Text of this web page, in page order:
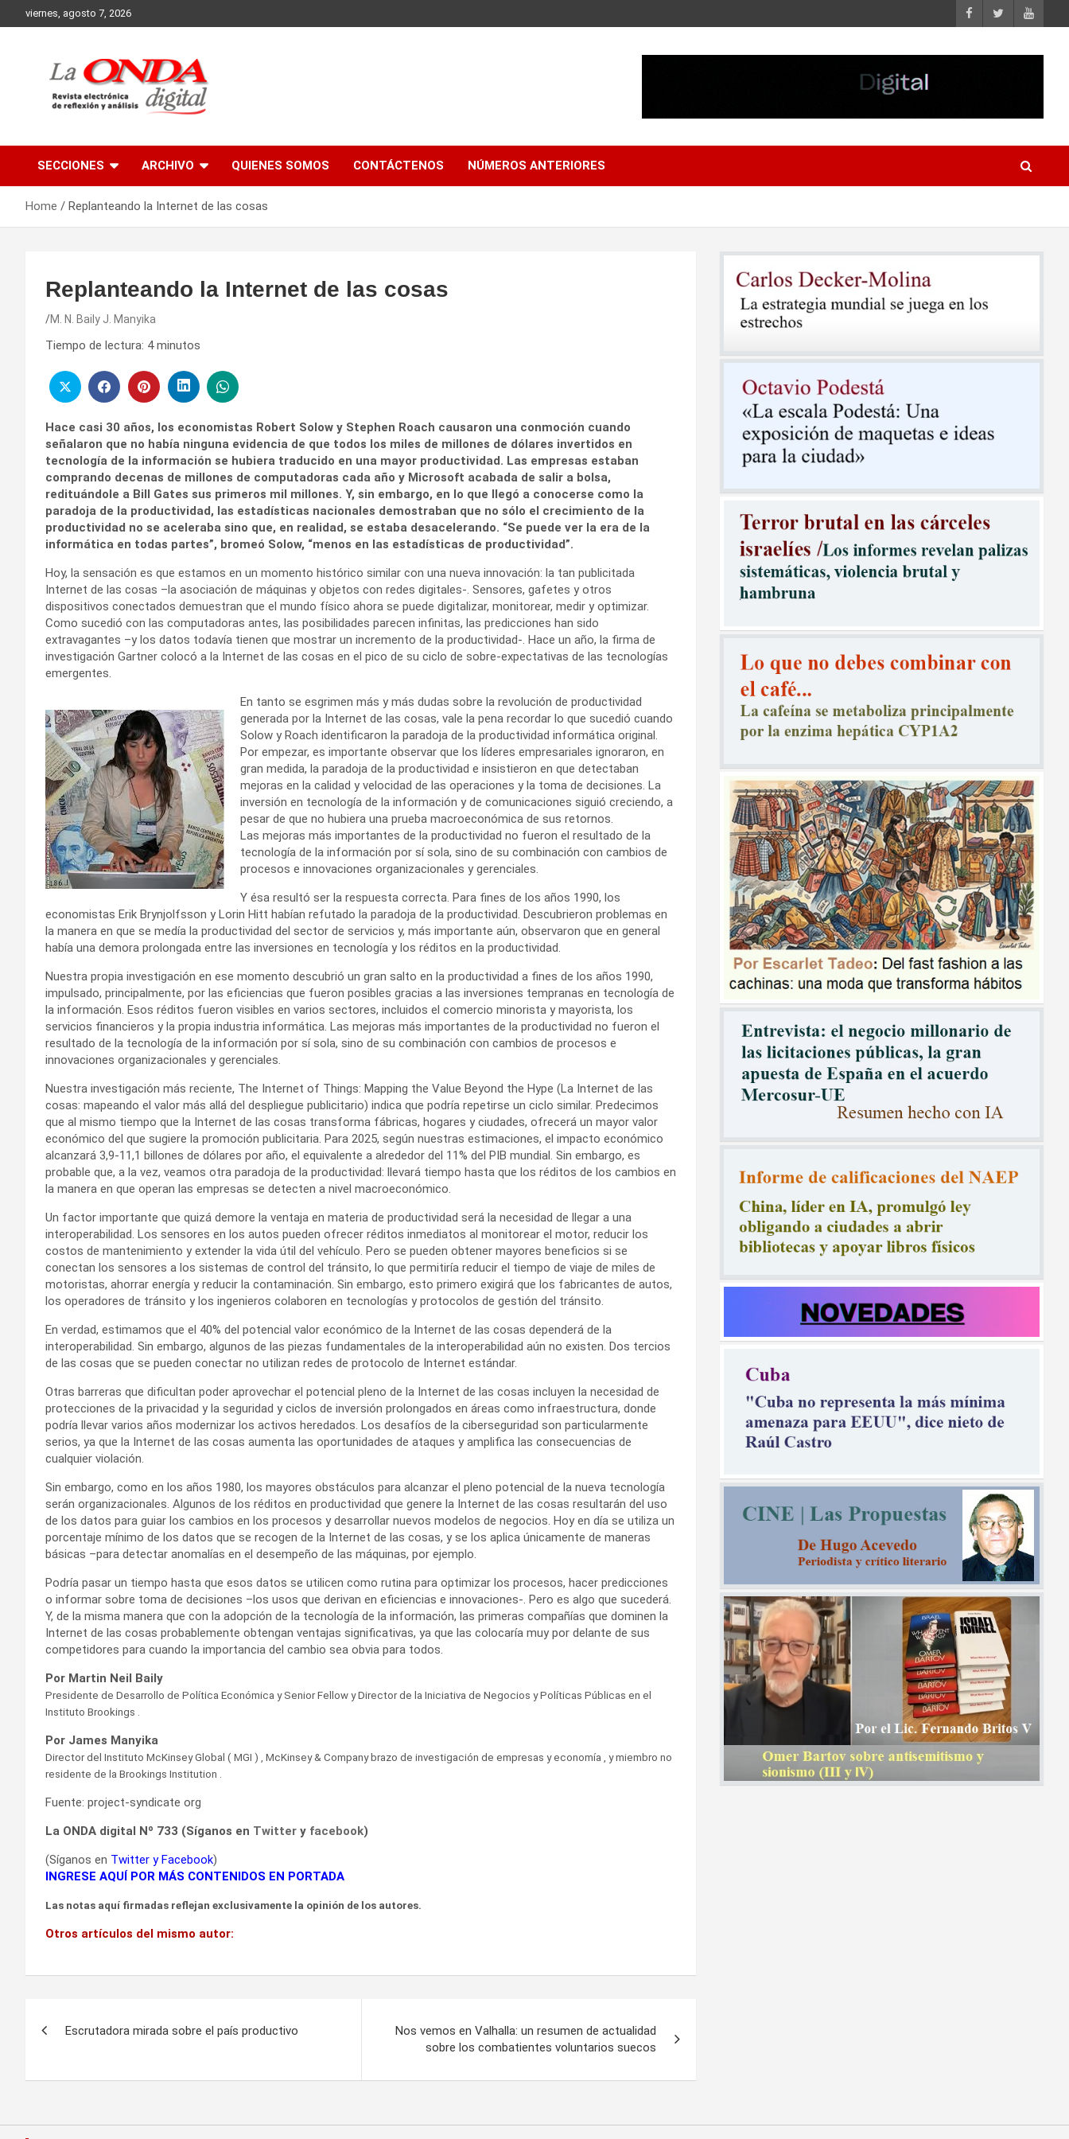
to
viernes, agosto 7, 2026
SECCIONES ARCHIVO QUIENES SOMOS CONTÁCTENOS NÚMEROS ANTERIORES
Home Replanteando la Internet de las cosas
Replanteando la Internet de las cosas
M. N. Baily J. Manyika
Tiempo de lectura: 4 minutos
Hace casi 30 años, los economistas Robert Solow y Stephen Roach causaron una conmoción cuando
señalaron que no había ninguna evidencia de que todos los miles de millones de dólares invertidos en
tecnología de la información se hubiera traducido en una mayor productividad. Las empresas estaban
comprando decenas de millones de computadoras cada año y Microsoft acabada de salir a bolsa,
redituándole a Bill Gates sus primeros mil millones. Y, sin embargo, en lo que llegó a conocerse como la
paradoja de la productividad, las estadísticas nacionales demostraban que no sólo el crecimiento de la
productividad no se aceleraba sino que, en realidad, se estaba desacelerando. “Se puede ver la era de la
informática en todas partes”, bromeó Solow, “menos en las estadísticas de productividad”.
Hoy, la sensación es que estamos en un momento histórico similar con una nueva innovación: la tan publicitada
Internet de las cosas –la asociación de máquinas y objetos con redes digitales-. Sensores, gafetes y otros
dispositivos conectados demuestran que el mundo físico ahora se puede digitalizar, monitorear, medir y optimizar.
Como sucedió con las computadoras antes, las posibilidades parecen infinitas, las predicciones han sido
extravagantes –y los datos todavía tienen que mostrar un incremento de la productividad-. Hace un año, la firma de
investigación Gartner colocó a la Internet de las cosas en el pico de su ciclo de sobre-expectativas de las tecnologías
emergentes.
En tanto se esgrimen más y más dudas sobre la revolución de productividad
generada por la Internet de las cosas, vale la pena recordar lo que sucedió cuando
Solow y Roach identificaron la paradoja de la productividad informática original.
Por empezar, es importante observar que los líderes empresariales ignoraron, en
gran medida, la paradoja de la productividad e insistieron en que detectaban
mejoras en la calidad y velocidad de las operaciones y la toma de decisiones. La
inversión en tecnología de la información y de comunicaciones siguió creciendo, a
pesar de que no hubiera una prueba macroeconómica de sus retornos.
Las mejoras más importantes de la productividad no fueron el resultado de la
tecnología de la información por sí sola, sino de su combinación con cambios de
procesos e innovaciones organizacionales y gerenciales.
Y ésa resultó ser la respuesta correcta. Para fines de los años 1990, los
economistas Erik Brynjolfsson y Lorin Hitt habían refutado la paradoja de la productividad. Descubrieron problemas en
la manera en que se medía la productividad del sector de servicios y, más importante aún, observaron que en general
había una demora prolongada entre las inversiones en tecnología y los réditos en la productividad.
Nuestra propia investigación en ese momento descubrió un gran salto en la productividad a fines de los años 1990,
impulsado, principalmente, por las eficiencias que fueron posibles gracias a las inversiones tempranas en tecnología de
la información. Esos réditos fueron visibles en varios sectores, incluidos el comercio minorista y mayorista, los
servicios financieros y la propia industria informática. Las mejoras más importantes de la productividad no fueron el
resultado de la tecnología de la información por sí sola, sino de su combinación con cambios de procesos e
innovaciones organizacionales y gerenciales.
Nuestra investigación más reciente, The Internet of Things: Mapping the Value Beyond the Hype (La Internet de las
cosas: mapeando el valor más allá del despliegue publicitario) indica que podría repetirse un ciclo similar. Predecimos
que al mismo tiempo que la Internet de las cosas transforma fábricas, hogares y ciudades, ofrecerá un mayor valor
económico del que sugiere la promoción publicitaria. Para 2025, según nuestras estimaciones, el impacto económico
alcanzará 3,9-11,1 billones de dólares por año, el equivalente a alrededor del 11% del PIB mundial. Sin embargo, es
probable que, a la vez, veamos otra paradoja de la productividad: llevará tiempo hasta que los réditos de los cambios en
la manera en que operan las empresas se detecten a nivel macroeconómico.
Un factor importante que quizá demore la ventaja en materia de productividad será la necesidad de llegar a una
interoperabilidad. Los sensores en los autos pueden ofrecer réditos inmediatos al monitorear el motor, reducir los
costos de mantenimiento y extender la vida útil del vehículo. Pero se pueden obtener mayores beneficios si se
conectan los sensores a los sistemas de control del tránsito, lo que permitiría reducir el tiempo de viaje de miles de
motoristas, ahorrar energía y reducir la contaminación. Sin embargo, esto primero exigirá que los fabricantes de autos,
los operadores de tránsito y los ingenieros colaboren en tecnologías y protocolos de gestión del tránsito.
En verdad, estimamos que el 40% del potencial valor económico de la Internet de las cosas dependerá de la
interoperabilidad. Sin embargo, algunos de las piezas fundamentales de la interoperabilidad aún no existen. Dos tercios
de las cosas que se pueden conectar no utilizan redes de protocolo de Internet estándar.
Otras barreras que dificultan poder aprovechar el potencial pleno de la Internet de las cosas incluyen la necesidad de
protecciones de la privacidad y la seguridad y ciclos de inversión prolongados en áreas como infraestructura, donde
podría llevar varios años modernizar los activos heredados. Los desafíos de la ciberseguridad son particularmente
serios, ya que la Internet de las cosas aumenta las oportunidades de ataques y amplifica las consecuencias de
cualquier violación.
Sin embargo, como en los años 1980, los mayores obstáculos para alcanzar el pleno potencial de la nueva tecnología
serán organizacionales. Algunos de los réditos en productividad que genere la Internet de las cosas resultarán del uso
de los datos para guiar los cambios en los procesos y desarrollar nuevos modelos de negocios. Hoy en día se utiliza un
porcentaje mínimo de los datos que se recogen de la Internet de las cosas, y se los aplica únicamente de maneras
básicas –para detectar anomalías en el desempeño de las máquinas, por ejemplo.
Podría pasar un tiempo hasta que esos datos se utilicen como rutina para optimizar los procesos, hacer predicciones
o informar sobre toma de decisiones –los usos que derivan en eficiencias e innovaciones-. Pero es algo que sucederá.
Y, de la misma manera que con la adopción de la tecnología de la información, las primeras compañías que dominen la
Internet de las cosas probablemente obtengan ventajas significativas, ya que las colocaría muy por delante de sus
competidores para cuando la importancia del cambio sea obvia para todos.
Por Martin Neil Baily
Presidente de Desarrollo de Política Económica y Senior Fellow y Director de la Iniciativa de Negocios y Políticas Públicas en el
Instituto Brookings .
Por James Manyika
Director del Instituto McKinsey Global ( MGI ) , McKinsey & Company brazo de investigación de empresas y economía , y miembro no
residente de la Brookings Institution .
Fuente: project-syndicate org
La ONDA digital Nº 733 (Síganos en Twitter y facebook)
(Síganos en Twitter yFacebook)
INGRESE AQUÍ POR MÁS CONTENIDOS EN PORTADA
Las notas aquí firmadas reflejan exclusivamente la opinión de los autores.
Otros artículos del mismo autor:
entradas
Escrutadora mirada sobre el país productivo
Nos vemos en Valhalla: un resumen de actualidad
sobre los combatientes voluntarios suecos